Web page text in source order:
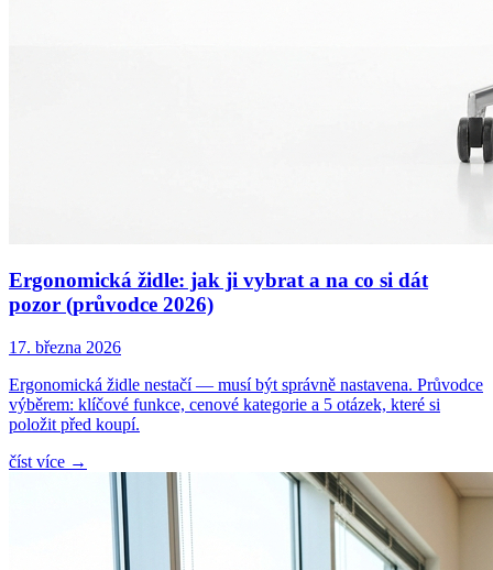
Ergonomická židle: jak ji vybrat a na co si dát
pozor (průvodce 2026)
17. března 2026
Ergonomická židle nestačí — musí být správně nastavena. Průvodce
výběrem: klíčové funkce, cenové kategorie a 5 otázek, které si
položit před koupí.
číst více →